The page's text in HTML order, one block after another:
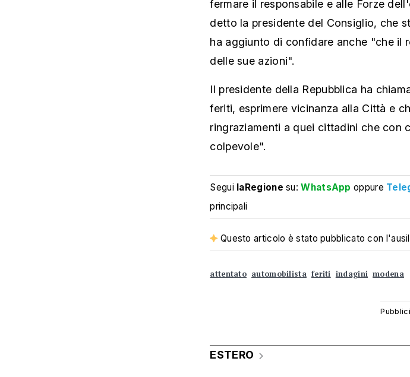
fermare il responsabile e alle Forze
detto la presidente del Consiglio, che
ha aggiunto di confidare anche "che il
delle sue azioni".
Il presidente della Repubblica ha
feriti, esprimere vicinanza alla Città e
ringraziamenti a quei cittadini che con
colpevole".
Segui laRegione su:WhatsApp oppure
principali
Questo articolo è stato pubblicato con
attentato automobilista feriti indagini modena
ESTERO